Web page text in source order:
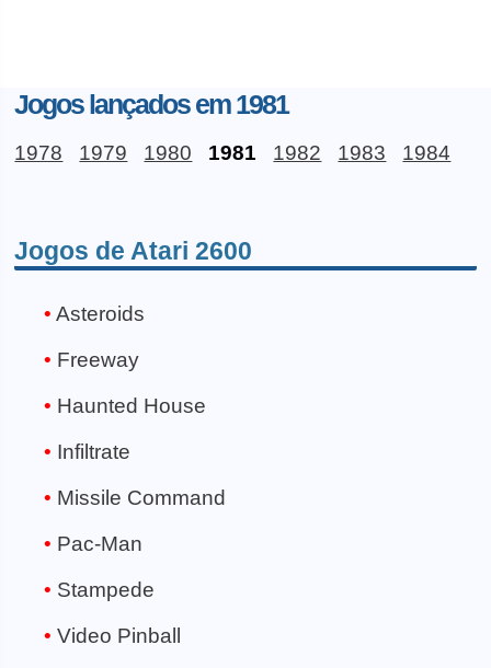
Jogos lançados em 1981
1978 1979 1980 1981 1982 1983 1984
Jogos de Atari 2600
Asteroids
Freeway
Haunted House
Infiltrate
Missile Command
Pac-Man
Stampede
Video Pinball